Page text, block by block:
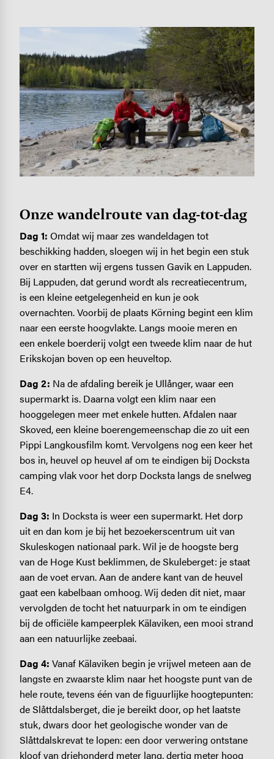
Onze wandelroute van dag-tot-dag
Dag 1: Omdat wij maar zes wandeldagen tot
beschikking hadden, sloegen wij in het begin een stuk
over en startten wij ergens tussen Gavik en Lappuden.
Bij Lappuden, dat gerund wordt als recreatiecentrum,
is een kleine eetgelegenheid en kun je ook
overnachten. Voorbij de plaats Körning begint een klim
naar een eerste hoogvlakte. Langs mooie meren en
een enkele boerderij volgt een tweede klim naar de hut
Erikskojan boven op een heuveltop.
Dag 2: Na de afdaling bereik je Ullånger, waar een
supermarkt is. Daarna volgt een klim naar een
hooggelegen meer met enkele hutten. Afdalen naar
Skoved, een kleine boerengemeenschap die zo uit een
Pippi Langkousfilm komt. Vervolgens nog een keer het
bos in, heuvel op heuvel af om te eindigen bij Docksta
camping vlak voor het dorp Docksta langs de snelweg
E4.
Dag 3: In Docksta is weer een supermarkt. Het dorp
uit en dan kom je bij het bezoekerscentrum uit van
Skuleskogen nationaal park. Wil je de hoogste berg
van de Hoge Kust beklimmen, de Skuleberget: je staat
aan de voet ervan. Aan de andere kant van de heuvel
gaat een kabelbaan omhoog. Wij deden dit niet, maar
vervolgden de tocht het natuurpark in om te eindigen
bij de officiële kampeerplek Kälaviken, een mooi strand
aan een natuurlijke zeebaai.
Dag 4: Vanaf Kälaviken begin je vrijwel meteen aan de
langste en zwaarste klim naar het hoogste punt van de
hele route, tevens één van de figuurlijke hoogtepunten:
de Slåttdalsberget, die je bereikt door, op het laatste
stuk, dwars door het geologische wonder van de
Slåttdalskrevat te lopen: een door verwering ontstane
kloof van driehonderd meter lang, dertig meter hoog